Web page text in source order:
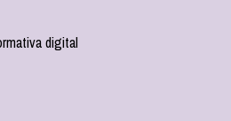
digital